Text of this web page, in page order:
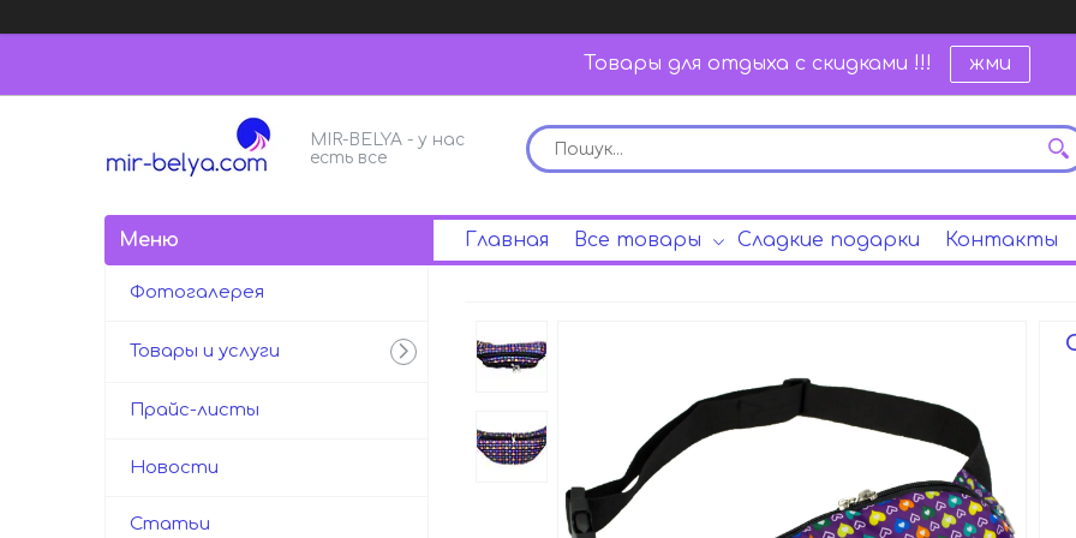
Товары для отдыха с скидками !!! жми
MIR-BELYA - у нас
есть все
Главная Все товары Сладкие подарки Контакты
Фотогалерея
Товары и услуги
Прайс-листы
Новости
Статьи